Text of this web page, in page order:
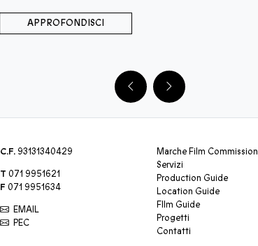
APPROFONDISCI
C.F.93131340429
T 071 9951621
F 071 9951634
EMAIL
PEC
Marche Film Commission
Servizi
Production Guide
Location Guide
FIlm Guide
Progetti
Contatti